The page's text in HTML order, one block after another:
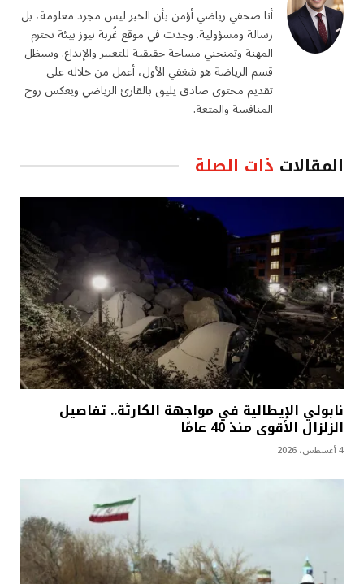
أنا صحفي رياضي أؤمن بأن الخبر ليس مجرد معلومة، بل
رسالة ومسؤولية. وجدت في موقع غُربة نيوز بيئة تحترم
المهنة وتمنحني مساحة حقيقية للتعبير والإبداع. وسيظل
قسم الرياضة هو شغفي الأول، أعمل من خلاله على
تقديم محتوى صادق يليق بالقارئ الرياضي ويعكس روح
المنافسة والمتعة.
المقالات ذات الصلة
نابولي الإيطالية في مواجهة الكارثة.. تفاصيل
الزلزال الأقوى منذ 40 عامًا
4 أغسطس، 2026